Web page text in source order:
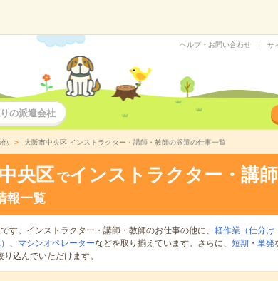
ヘルプ・お問い合わせ サ
の派遣会社
他 大阪市中央区 インストラクター・講師・教師の派遣の仕事一覧
央区 でインストラクター・講
報一覧
す。インストラクター・講師・教師のお仕事の他に、 軽作業（仕分け
、 マシンオペレーターなどを取り揃えています。さらに、 短期 ・ 単発
込んでいただけます。